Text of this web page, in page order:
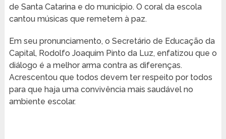
de Santa Catarina e do município. O coral da escola
cantou músicas que remetem à paz.
Em seu pronunciamento, o Secretário de Educação da
Capital, Rodolfo Joaquim Pinto da Luz, enfatizou que o
diálogo é a melhor arma contra as diferenças.
Acrescentou que todos devem ter respeito por todos
para que haja uma convivência mais saudável no
ambiente escolar.